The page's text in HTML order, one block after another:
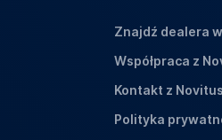
Znajdź dealera
Współpraca z
Kontakt z Novitus
Polityka